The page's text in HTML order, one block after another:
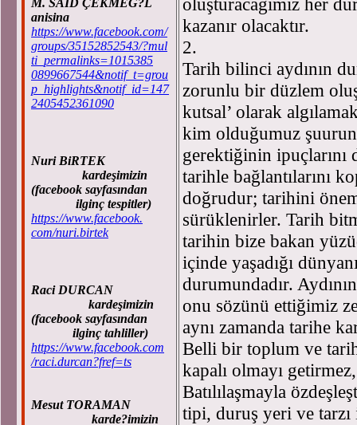
M. SAID ÇEKMEG?L
anisina
https://www.facebook.com/
groups/35152852543/?mul
ti_permalinks=1015385
0899667544&notif_t=grou
p_highlights&notif_id=147
2405452361090
Nuri BiRTEK
kardeşimizin
(facebook sayfasından
ilginç tespitler)
https://www.facebook.
com/nuri.birtek
Raci DURCAN
kardeşimizin
(facebook sayfasından
ilginç tahliller)
https://www.facebook.com
/raci.durcan?fref=ts
Mesut TORAMAN
karde?imizin
kazanır olacaktır.
2.
Tarih bilinci aydının
zorunlu bir düzlem
kutsal’ olarak
kim olduğumuz
gerektiğinin ipuçlarını
tarihle bağlantılarını
doğrudur; tarihini
sürüklenirler. Tarih
tarihin bize bakan
içinde yaşadığı
durumundadır.
onu sözünü ettiğimiz
aynı zamanda tarihe
Belli bir toplum ve
kapalı olmayı
Batılılaşmayla
tipi, duruş yeri ve